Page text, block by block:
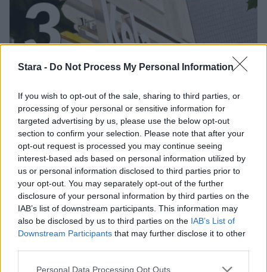
Stara - Do Not Process My Personal Information
If you wish to opt-out of the sale, sharing to third parties, or
processing of your personal or sensitive information for
targeted advertising by us, please use the below opt-out
section to confirm your selection. Please note that after your
opt-out request is processed you may continue seeing
interest-based ads based on personal information utilized by
us or personal information disclosed to third parties prior to
your opt-out. You may separately opt-out of the further
disclosure of your personal information by third parties on the
IAB’s list of downstream participants. This information may
also be disclosed by us to third parties on the IAB’s List of
Downstream Participants that may further disclose it to other
Personal Data Processing Opt Outs
3
UUTISET
Kela voi leikata tukia
ulkomaanmatkan vuoksi
4